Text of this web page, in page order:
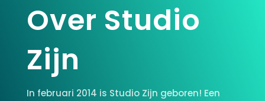
Over Studio
Zijn
In februari 2014 is Studio Zijn geboren! Een